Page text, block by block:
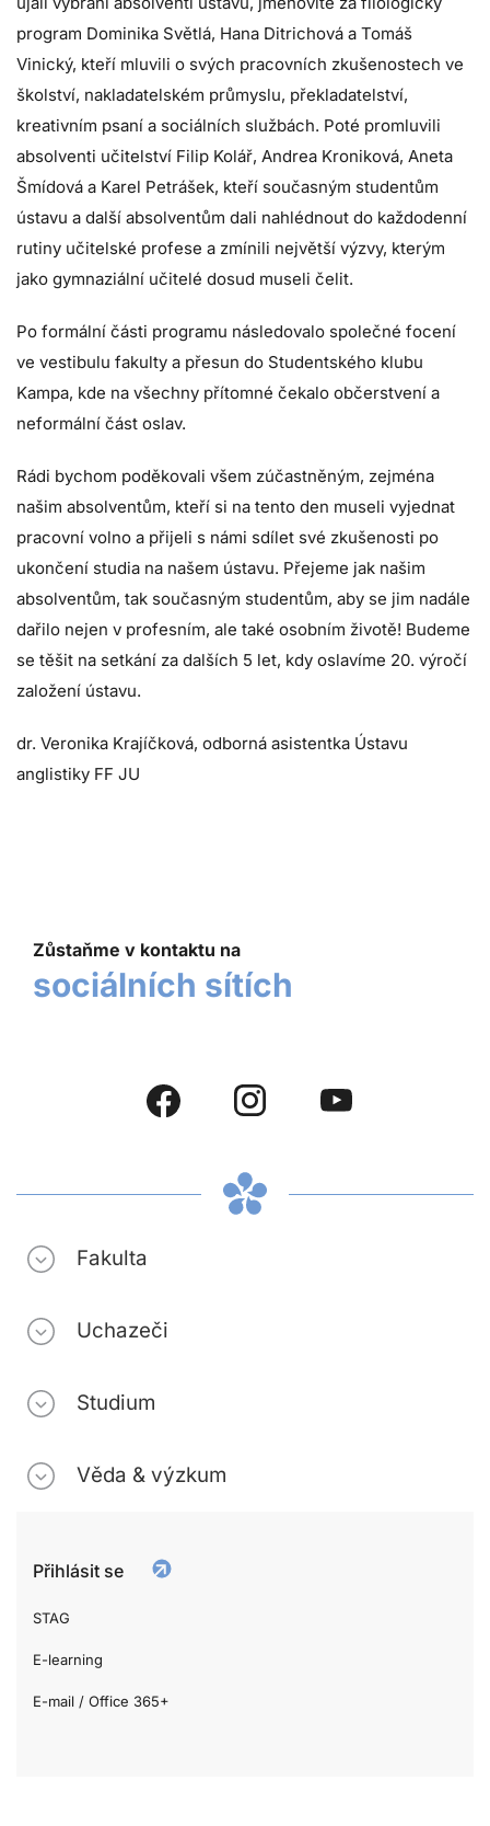
program Dominika Světlá, Hana Ditrichová a Tomáš
Vinický, kteří mluvili o svých pracovních zkušenostech ve
školství, nakladatelském průmyslu, překladatelství,
kreativním psaní a sociálních službách. Poté promluvili
absolventi učitelství Filip Kolář, Andrea Kroniková, Aneta
Šmídová a Karel Petrášek, kteří současným studentům
ústavu a další absolventům dali nahlédnout do každodenní
rutiny učitelské profese a zmínili největší výzvy, kterým
jako gymnaziální učitelé dosud museli čelit.
Po formální části programu následovalo společné focení
ve vestibulu fakulty a přesun do Studentského klubu
Kampa, kde na všechny přítomné čekalo občerstvení a
neformální část oslav.
Rádi bychom poděkovali všem zúčastněným, zejména
našim absolventům, kteří si na tento den museli vyjednat
pracovní volno a přijeli s námi sdílet své zkušenosti po
ukončení studia na našem ústavu. Přejeme jak našim
absolventům, tak současným studentům, aby se jim nadále
dařilo nejen v profesním, ale také osobním životě! Budeme
se těšit na setkání za dalších 5 let, kdy oslavíme 20. výročí
založení ústavu.
dr. Veronika Krajíčková, odborná asistentka Ústavu
anglistiky FF JU
Zůstaňme v kontaktu na
sociálních sítích
Fakulta
Uchazeči
Studium
Věda & výzkum
Přihlásit se
STAG
E-learning
E-mail / Office 365+